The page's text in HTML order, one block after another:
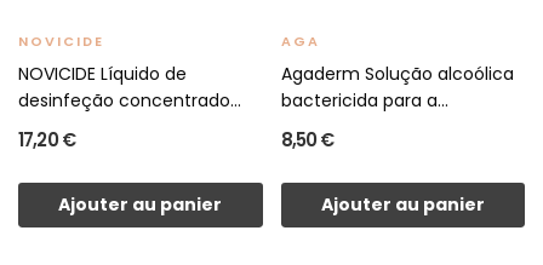
NOVICIDE
NOVICIDE Líquido de
desinfeção concentrado
500ml
17,20 €
Ajouter au panier
AGA
Agaderm Solução alcoólica
bactericida para a...
8,50 €
Ajouter au panier